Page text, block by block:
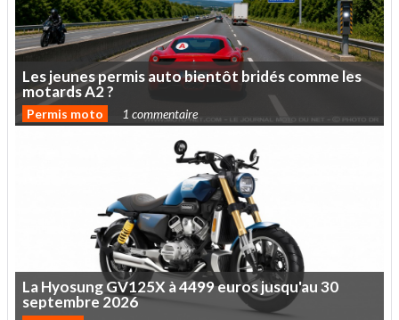
Lesjeunespermisautobientôt bridéscommeles
motardsA2?
Permis moto 1 commentaire
LaHyosungGV125X à4499eurosjusqu'au30
septembre 2026